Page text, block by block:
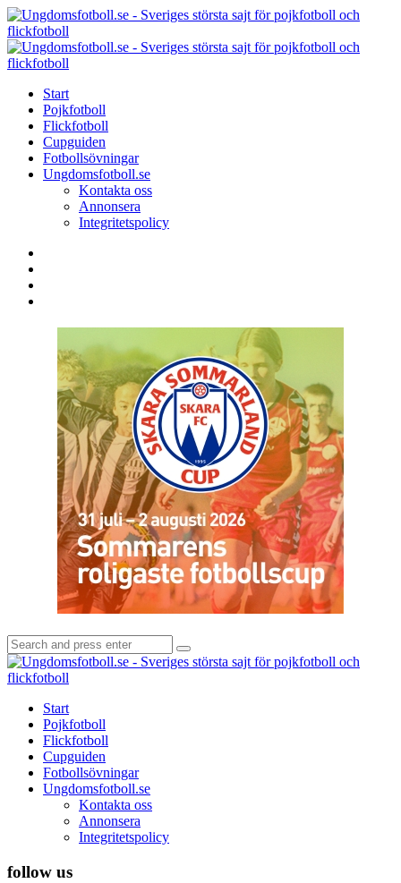
Menu
Search
Menu
Start
Pojkfotboll
Flickfotboll
Cupguiden
Fotbollsövningar
Ungdomsfotboll.se
Kontakta oss
Annonsera
Integritetspolicy
Search
for:
Search
Start
Pojkfotboll
Flickfotboll
Cupguiden
Fotbollsövningar
Ungdomsfotboll.se
Kontakta oss
Annonsera
Integritetspolicy
follow us